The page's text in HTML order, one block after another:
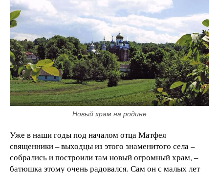
Новый храм на родине
Уже в наши годы под началом отца Матфея
священники – выходцы из этого знаменитого села –
собрались и построили там новый огромный храм, –
батюшка этому очень радовался. Сам он с малых лет